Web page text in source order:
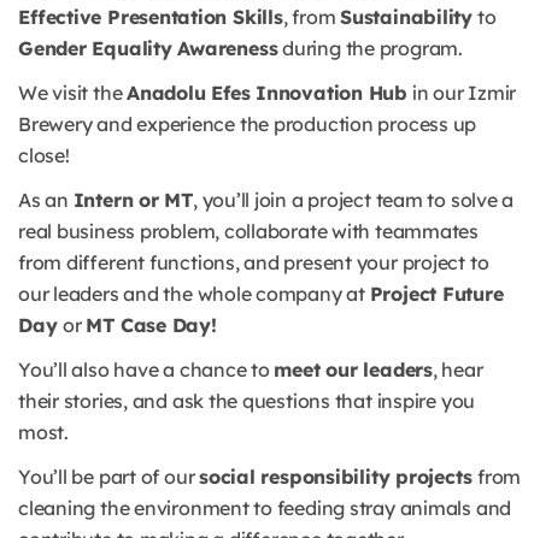
Effective Presentation Skills, fromSustainability to
Gender Equality Awarenessduring the program.
We visit theAnadolu Efes Innovation Hub in our Izmir
Brewery and experience the production process up
close!
As an Intern or MT, you’ll join a project team to solve a
real business problem, collaborate with teammates
from different functions, and present your project to
our leaders and the whole company at Project Future
Dayor MT Case Day!
You’ll also have a chance to meet our leaders, hear
their stories, and ask the questions that inspire you
most.
You’ll be part of oursocial responsibility projectsfrom
cleaning the environment to feeding stray animals and